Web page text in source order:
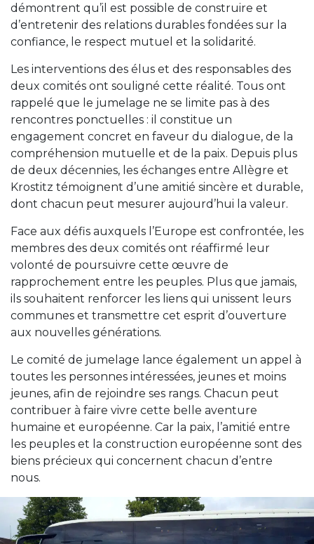
démontrent qu’il est possible de construire et
d’entretenir des relations durables fondées sur la
confiance, le respect mutuel et la solidarité.
Les interventions des élus et des responsables des
deux comités ont souligné cette réalité. Tous ont
rappelé que le jumelage ne se limite pas à des
rencontres ponctuelles : il constitue un
engagement concret en faveur du dialogue, de la
compréhension mutuelle et de la paix. Depuis plus
de deux décennies, les échanges entre Allègre et
Krostitz témoignent d’une amitié sincère et durable,
dont chacun peut mesurer aujourd’hui la valeur.
Face aux défis auxquels l’Europe est confrontée, les
membres des deux comités ont réaffirmé leur
volonté de poursuivre cette œuvre de
rapprochement entre les peuples. Plus que jamais,
ils souhaitent renforcer les liens qui unissent leurs
communes et transmettre cet esprit d’ouverture
aux nouvelles générations.
Le comité de jumelage lance également un appel à
toutes les personnes intéressées, jeunes et moins
jeunes, afin de rejoindre ses rangs. Chacun peut
contribuer à faire vivre cette belle aventure
humaine et européenne. Car la paix, l’amitié entre
les peuples et la construction européenne sont des
biens précieux qui concernent chacun d’entre
nous.